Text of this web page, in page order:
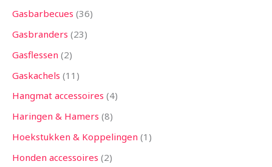
Gasbarbecues 36
Gasbranders 23
Gasflessen 2
Gaskachels 11
Hangmat accessoires 4
Haringen & Hamers 8
Hoekstukken & Koppelingen 1
Honden accessoires 2